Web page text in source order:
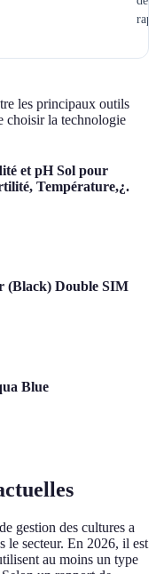
les principaux outils
choisir la technologie
et pH Sol pour
Température,¿.
(Black) Double SIM
Blue
gestion des cultures a
le secteur. En 2026, il est
au moins un type